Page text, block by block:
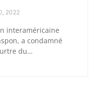
2022
interaméricaine
a condamné
du…